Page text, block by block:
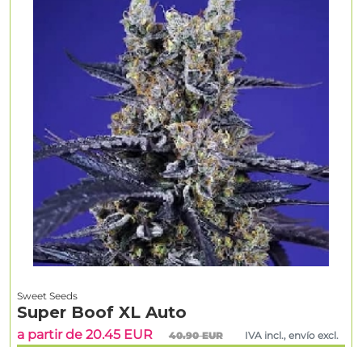
Sweet Seeds
Super Boof XL Auto
a partir de 20.45 EUR 40.90 EUR IVA incl., envío excl.